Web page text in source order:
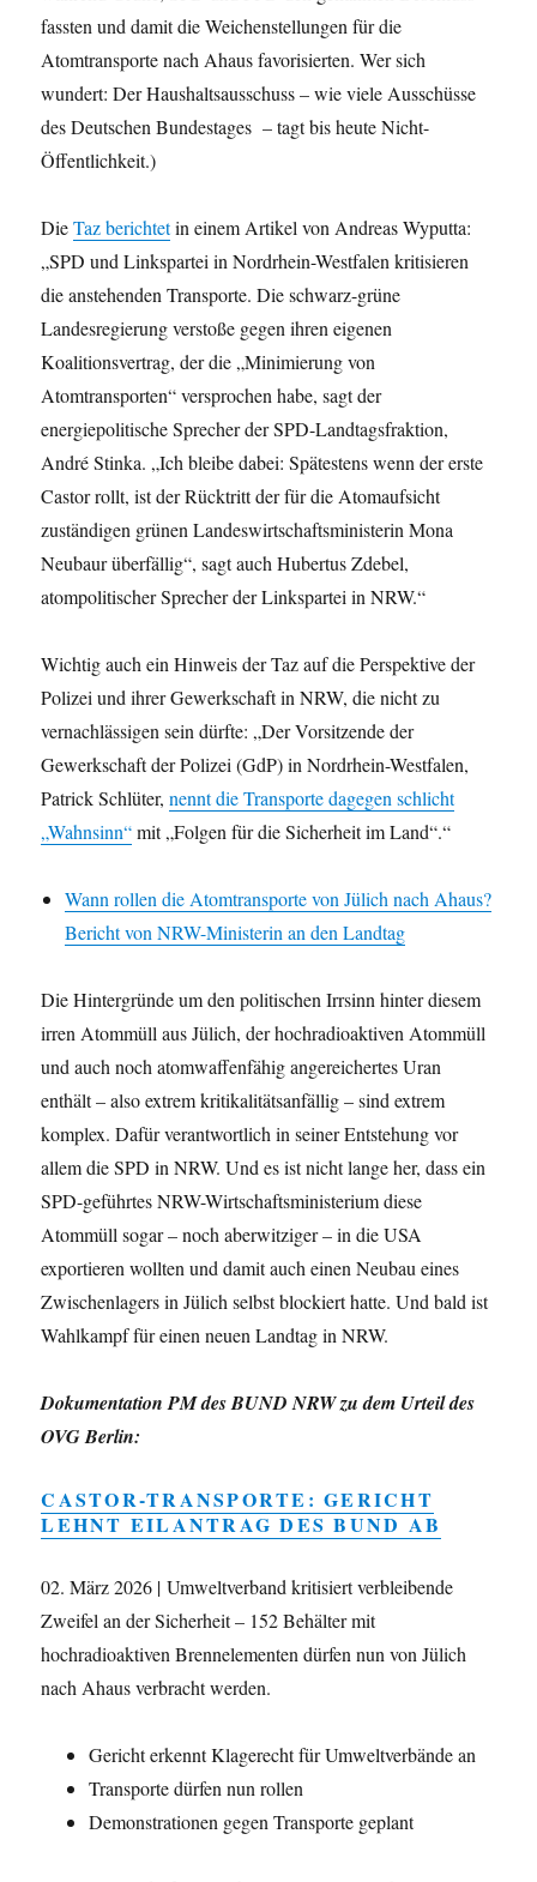
fassten und damit die Weichenstellungen für die
Atomtransporte nach Ahaus favorisierten. Wer sich
wundert: Der Haushaltsausschuss – wie viele Ausschüsse
des Deutschen Bundestages – tagt bis heute Nicht-
Öffentlichkeit.)
DieTaz berichtetin einem Artikel von Andreas Wyputta:
„SPD und Linkspartei in Nordrhein-Westfalen kritisieren
die anstehenden Transporte. Die schwarz-grüne
Landesregierung verstoße gegen ihren eigenen
Koalitionsvertrag, der die „Minimierung von
Atomtransporten“ versprochen habe, sagt der
energiepolitische Sprecher der SPD-Landtagsfraktion,
André Stinka. „Ich bleibe dabei: Spätestens wenn der erste
Castor rollt, ist der Rücktritt der für die Atomaufsicht
zuständigen grünen Landeswirtschaftsministerin Mona
Neubaur überfällig“, sagt auch Hubertus Zdebel,
atompolitischer Sprecher der Linkspartei in NRW.“
Wichtig auch ein Hinweis der Taz auf die Perspektive der
Polizei und ihrer Gewerkschaft in NRW, die nicht zu
vernachlässigen sein dürfte: „Der Vorsitzende der
Gewerkschaft der Polizei (GdP) in Nordrhein-Westfalen,
Patrick Schlüter,nennt die Transporte dagegen schlicht
„Wahnsinn“mit „Folgen für die Sicherheit im Land“.“
Wann rollen die Atomtransporte von Jülich nach Ahaus?
Bericht von NRW-Ministerin an den Landtag
Die Hintergründe um den politischen Irrsinn hinter diesem
irren Atommüll aus Jülich, der hochradioaktiven Atommüll
und auch noch atomwaffenfähig angereichertes Uran
enthält – also extrem kritikalitätsanfällig – sind extrem
komplex. Dafür verantwortlich in seiner Entstehung vor
allem die SPD in NRW. Und es ist nicht lange her, dass ein
SPD-geführtes NRW-Wirtschaftsministerium diese
Atommüll sogar – noch aberwitziger – in die USA
exportieren wollten und damit auch einen Neubau eines
Zwischenlagers in Jülich selbst blockiert hatte. Und bald ist
Wahlkampf für einen neuen Landtag in NRW.
Dokumentation PM des BUND NRW zu dem Urteil des
OVG Berlin:
CASTOR-TRANSPORTE: GERICHT
LEHNT EILANTRAG DES BUND AB
02. März 2026 | Umweltverband kritisiert verbleibende
Zweifel an der Sicherheit – 152 Behälter mit
hochradioaktiven Brennelementen dürfen nun von Jülich
nach Ahaus verbracht werden.
Gericht erkennt Klagerecht für Umweltverbände an
Transporte dürfen nun rollen
Demonstrationen gegen Transporte geplant